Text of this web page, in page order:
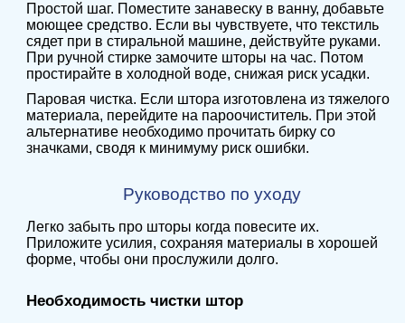
Простой шаг. Поместите занавеску в ванну, добавьте
моющее средство. Если вы чувствуете, что текстиль
сядет при в стиральной машине, действуйте руками.
При ручной стирке замочите шторы на час. Потом
простирайте в холодной воде, снижая риск усадки.
Паровая чистка. Если штора изготовлена из тяжелого
материала, перейдите на пароочиститель. При этой
альтернативе необходимо прочитать бирку со
значками, сводя к минимуму риск ошибки.
Руководство по уходу
Легко забыть про шторы когда повесите их.
Приложите усилия, сохраняя материалы в хорошей
форме, чтобы они прослужили долго.
Необходимость чистки штор